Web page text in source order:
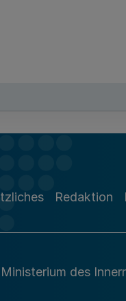
Redaktion
des